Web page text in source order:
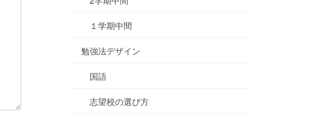
１学期中間
勉強法デザイン
国語
志望校の選び方